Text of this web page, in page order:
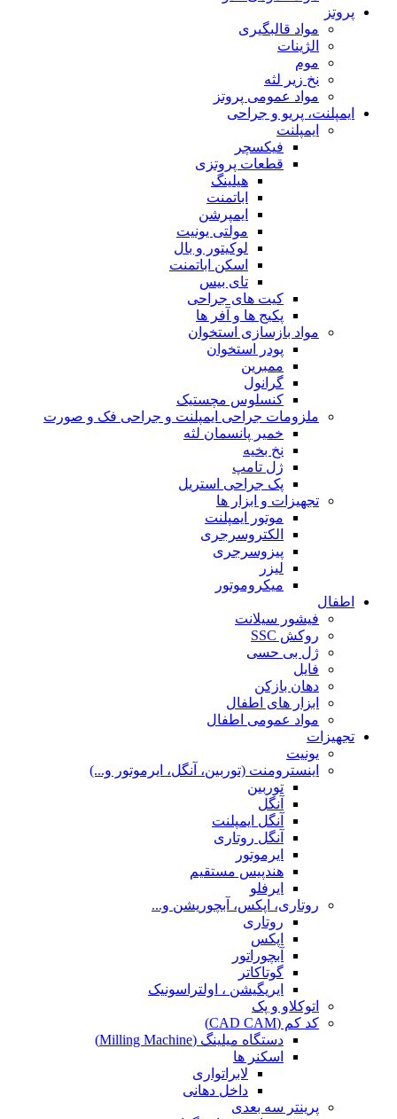
پروتز
مواد قالبگیری
الژینات
موم
نخ زیر لثه
مواد عمومی پروتز
ایمپلنت، پریو و جراحی
ایمپلنت
فیکسچر
قطعات پروتزی
هیلینگ
اباتمنت
ایمپرشن
مولتی یونیت
لوکیتور و بال
اسکن اباتمنت
تای بیس
کیت های جراحی
پکیج ها و آفر ها
مواد بازسازی استخوان
پودر استخوان
ممبرین
گرانول
کنسلوس مچستیک
ملزومات جراحی ایمپلنت و جراحی فک و صورت
خمیر پانسمان لثه
نخ بخیه
ژل تامپ
پک جراحی استریل
تجهیزات و ابزار ها
موتور ایمپلنت
الکتروسرجری
پیزوسرجری
لیزر
میکروموتور
اطفال
فیشور سیلانت
روکش SSC
ژل بی حسی
فایل
دهان بازکن
ابزار های اطفال
مواد عمومی اطفال
تجهیزات
یونیت
اینسترومنت (توربین، آنگل، ایرموتور و...)
توربین
آنگل
آنگل ایمپلنت
آنگل روتاری
ایرموتور
هندپیس مستقیم
ایرفلو
روتاری، اپکس، آبچوریشن و...
روتاری
اپکس
آبچوراتور
گوتاکاتر
ایریگیشن ، اولتراسونیک
اتوکلاو و پک
کد کم (CAD CAM)
دستگاه میلینگ (Milling Machine)
اسکنر ها
لابراتواری
داخل دهانی
پرینتر سه بعدی